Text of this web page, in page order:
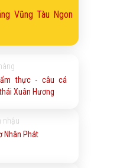
Vũng Tàu Ngon
ẩm thực - câu cá
Xuân Hương
nhậu
Nhân Phát